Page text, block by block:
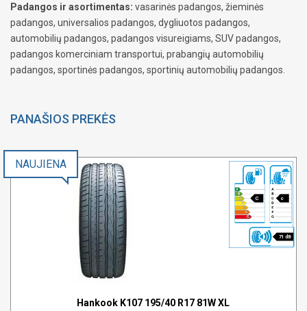
Padangos ir asortimentas: vasarinės padangos, žieminės
padangos, universalios padangos, dygliuotos padangos,
automobilių padangos, padangos visureigiams, SUV padangos,
padangos komerciniam transportui, prabangių automobilių
padangos, sportinės padangos, sportinių automobilių padangos.
PANAŠIOS PREKĖS
C c
71 dB
NAUJIENA
Hankook K107 195/40 R17 81W XL